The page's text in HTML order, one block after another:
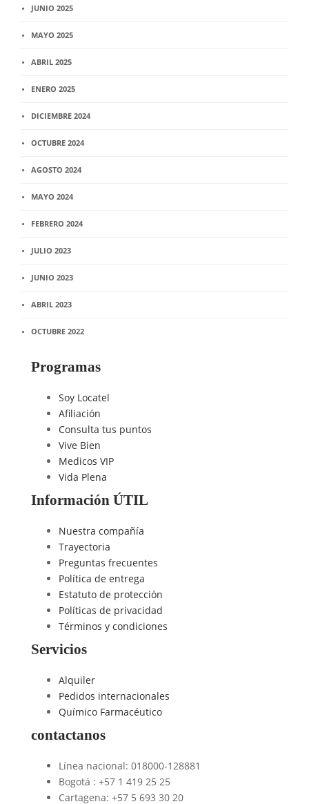
JUNIO 2025
MAYO 2025
ABRIL 2025
ENERO 2025
DICIEMBRE 2024
OCTUBRE 2024
AGOSTO 2024
MAYO 2024
FEBRERO 2024
JULIO 2023
JUNIO 2023
ABRIL 2023
OCTUBRE 2022
Programas
Soy Locatel
Afiliación
Consulta tus puntos
Vive Bien
Medicos VIP
Vida Plena
Información ÚTIL
Nuestra compañía
Trayectoria
Preguntas frecuentes
Política de entrega
Estatuto de protección
Políticas de privacidad
Términos y condiciones
Servicios
Alquiler
Pedidos internacionales
Químico Farmacéutico
contactanos
Línea nacional: 018000-128881
Bogotá : +57 1 419 25 25
Cartagena: +57 5 693 30 20